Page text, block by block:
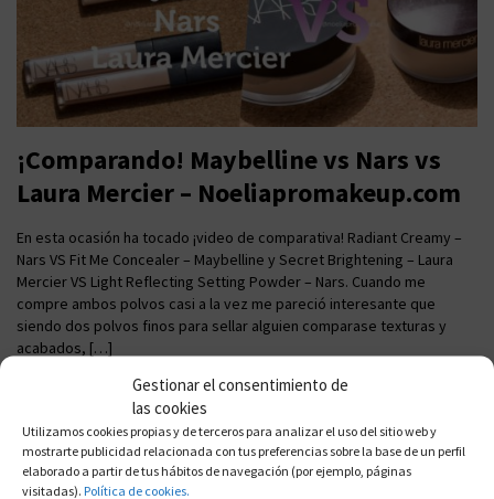
Gestionar el consentimiento de
las cookies
Utilizamos cookies propias y de terceros para analizar el uso del sitio web y
mostrarte publicidad relacionada con tus preferencias sobre la base de un perfil
elaborado a partir de tus hábitos de navegación (por ejemplo, páginas
visitadas). Política de cookies.
¡Comparando! Maybelline vs Nars vs
Laura Mercier – Noeliapromakeup.com
En esta ocasión ha tocado ¡video de comparativa! Radiant Creamy –
Nars VS Fit Me Concealer – Maybelline y Secret Brightening – Laura
Mercier VS Light Reflecting Setting Powder – Nars. Cuando me
compre ambos polvos casi a la vez me pareció interesante que
siendo dos polvos finos para sellar alguien comparase texturas y
acabados, […]